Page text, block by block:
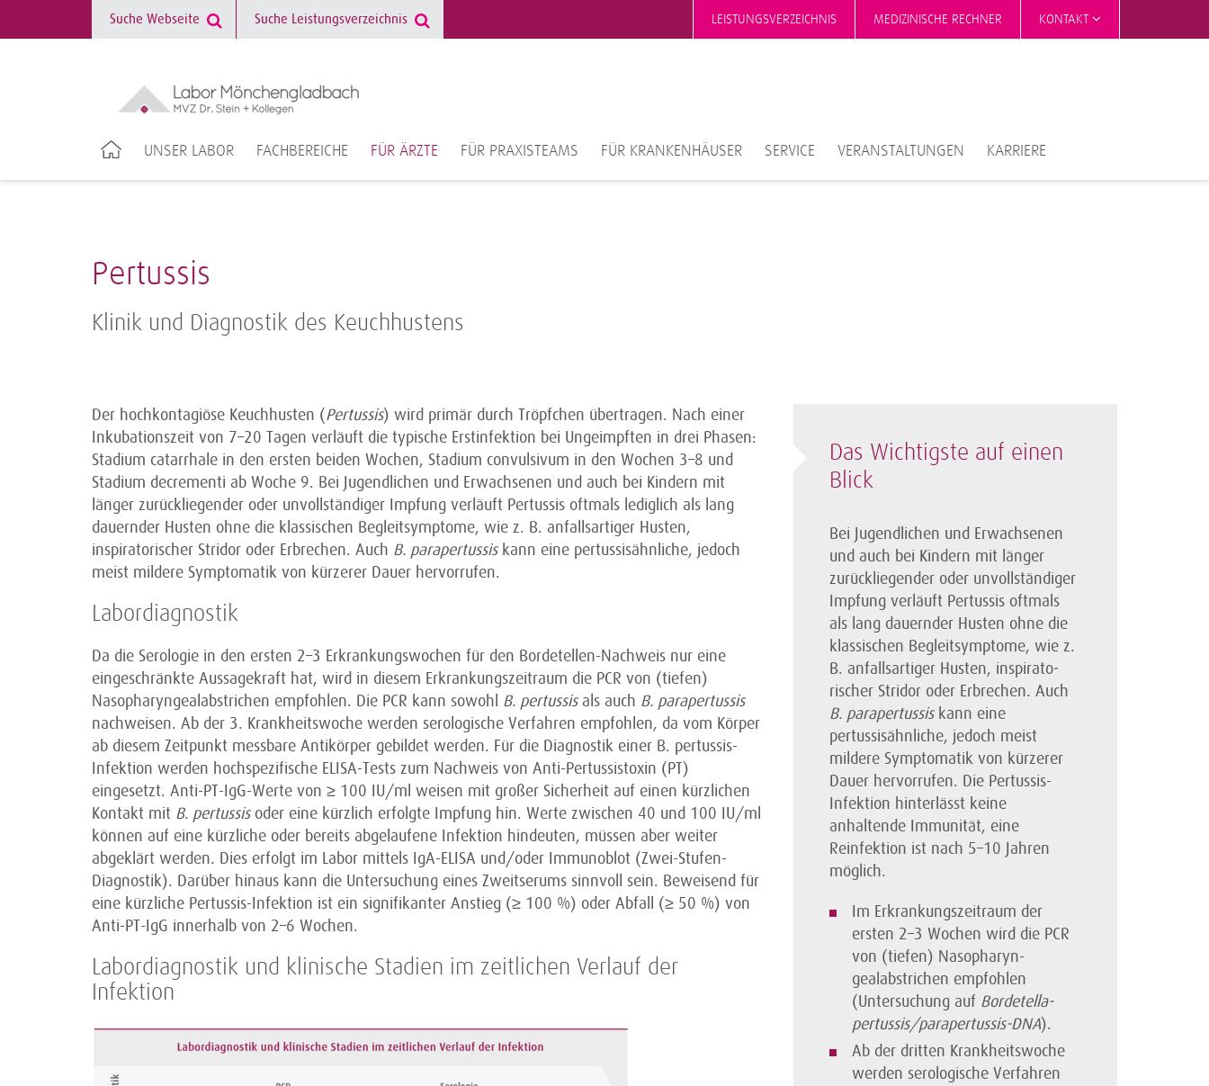
LEISTUNGSVERZEICHNIS MEDIZINISCHE RECHNER KONTAKT
UNSER LABOR FACHBEREICHE FÜR ÄRZTE FÜR PRAXISTEAMS FÜR KRANKENHÄUSER SERVICE VERANSTALTUNGEN KARRIERE
Pertussis
Klinik und Diagnostik des Keuchhustens
Der hochkontagiöse Keuchhusten (Pertussis) wird primär durch Tröpfchen übertragen. Nach einer
Inkubationszeit von 7–20 Tagen verläuft die typische Erstinfektion bei Ungeimpften in drei Phasen:
Stadium catarrhale in den ersten beiden Wochen, Stadium convulsivum in den Wochen 3–8 und
Stadium decrementi ab Woche 9. Bei Jugendlichen und Erwachsenen und auch bei Kindern mit
länger zurückliegender oder unvollständiger Impfung verläuft Pertussis oftmals lediglich als lang
dauernder Husten ohne die klassischen Begleitsymptome, wie z. B. anfallsartiger Husten,
inspiratorischer Stridor oder Erbrechen. Auch B. parapertussiskann eine pertussisähnliche, jedoch
meist mildere Symptomatik von kürzerer Dauer hervorrufen.
Labordiagnostik
Da die Serologie in den ersten 2–3 Erkrankungswochen für den Bordetellen-Nachweis nur eine
eingeschränkte Aussagekraft hat, wird in diesem Erkrankungszeitraum die PCR von (tiefen)
Nasopharyngealabstrichen empfohlen. Die PCR kann sowohl B. pertussisals auch B. parapertussis
nachweisen. Ab der 3. Krankheitswoche werden serologische Verfahren empfohlen, da vom Körper
ab diesem Zeitpunkt messbare Antikörper gebildet werden. Für die Diagnostik einer B. pertussis-
Infektion werden hochspezifische ELISA-Tests zum Nachweis von Anti-Pertussistoxin (PT)
eingesetzt. Anti-PT-IgG-Werte von ≥ 100 IU/ml weisen mit großer Sicherheit auf einen kürzlichen
Kontakt mit B. pertussisoder eine kürzlich erfolgte Impfung hin. Werte zwischen 40 und 100 IU/ml
können auf eine kürzliche oder bereits abgelaufene Infektion hindeuten, müssen aber weiter
abgeklärt werden. Dies erfolgt im Labor mittels IgA-ELISA und/oder Immunoblot (Zwei-Stufen-
Diagnostik). Darüber hinaus kann die Untersuchung eines Zweitserums sinnvoll sein. Beweisend für
eine kürzliche Pertussis-Infektion ist ein signifikanter Anstieg (≥ 100 %) oder Abfall (≥ 50 %) von
Anti-PT-IgG innerhalb von 2–6 Wochen.
Labordiagnostik und klinische Stadien im zeitlichen Verlauf der
Infektion
Das Wichtigste auf einen
Blick
Bei Jugendlichen und Erwachsenen
und auch bei Kindern mit länger
zurückliegender oder unvollständiger
Impfung verläuft Pertussis oftmals
als lang dauernder Husten ohne die
klassischen Begleitsymptome, wie z.
B. anfallsartiger Husten, inspirato­
rischer Stridor oder Erbrechen. Auch
B. parapertussiskann eine
pertussisähnliche, jedoch meist
mildere Symptomatik von kürzerer
Dauer hervorrufen. Die Pertussis-
Infektion hinterlässt keine
anhaltende Immunität, eine
Reinfektion ist nach 5–10 Jahren
möglich.
Im Erkrankungszeitraum der
ersten 2–3 Wochen wird die PCR
von (tiefen) Nasopharyn-
gealabstrichen empfohlen
(Untersuchung auf Bordetella-
pertussis/parapertussis-DNA).
Ab der dritten Krankheitswoche
werden serologische Verfahren